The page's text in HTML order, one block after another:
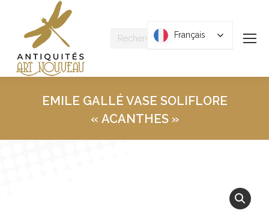
Recherche
EMILE GALLÉ VASE SOLIFLORE
« ACANTHES »
Français
Français